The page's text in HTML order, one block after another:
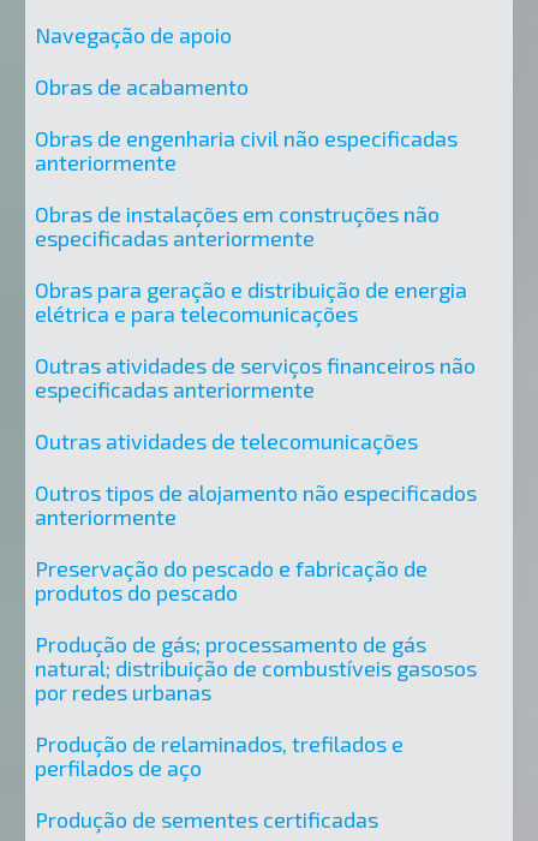
Navegação de apoio
Obras de acabamento
Obras de engenharia civil não especificadas
anteriormente
Obras de instalações em construções não
especificadas anteriormente
Obras para geração e distribuição de energia
elétrica e para telecomunicações
Outras atividades de serviços financeiros não
especificadas anteriormente
Outras atividades de telecomunicações
Outros tipos de alojamento não especificados
anteriormente
Preservação do pescado e fabricação de
produtos do pescado
Produção de gás; processamento de gás
natural; distribuição de combustíveis gasosos
por redes urbanas
Produção de relaminados, trefilados e
perfilados de aço
Produção de sementes certificadas